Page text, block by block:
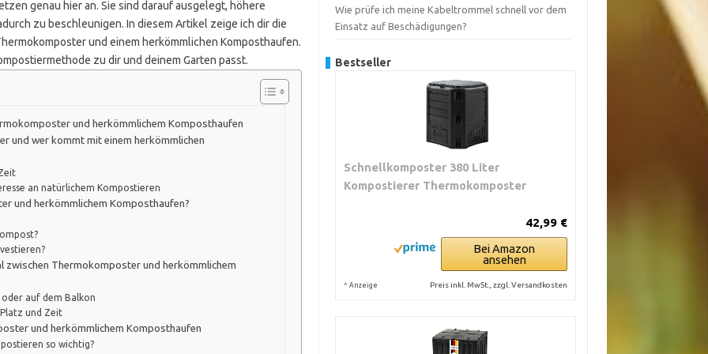
genau hier an. Sie sind darauf ausgelegt, höhere
zu beschleunigen. In diesem Artikel zeige ich dir die
und einem herkömmlichen Komposthaufen.
zu dir und deinem Garten passt.
und herkömmlichem Komposthaufen
und wer kommt mit einem herkömmlichen
an natürlichem Kompostieren
und herkömmlichem Komposthaufen?
Thermokomposter und herkömmlichem
auf dem Balkon
und Zeit
und herkömmlichem Komposthaufen
so wichtig?
Wie prüfe ich meine Kabeltrommel schnell vor dem
Einsatz auf Beschädigungen?
Bestseller
Schnellkomposter 380 Liter
Kompostierer Thermokomposter
42,99 €
Bei Amazon
ansehen
* Anzeige Preis inkl. MwSt., zzgl. Versandkosten